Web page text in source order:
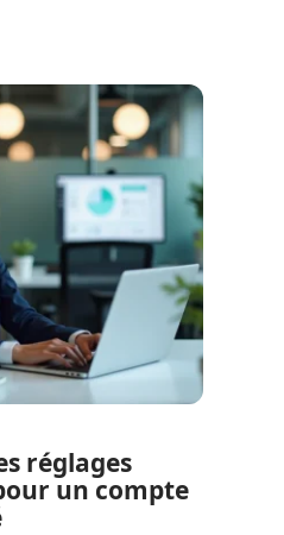
réglages
un compte